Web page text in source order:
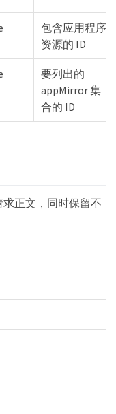
包含应用程序
资源的 ID
要列出的
appMirror 集
合的 ID
求正文，同时保留不